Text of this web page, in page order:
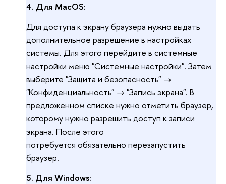
4. Для MacOS:
Для доступа к экрану браузера нужно выдать
дополнительное разрешение в настройках
системы. Для этого перейдите в системные
настройки меню "Системные настройки". Затем
выберите "Защита и безопасность" →
"Конфиденциальность" → "Запись экрана". В
предложенном списке нужно отметить браузер,
которому нужно разрешить доступ к записи
экрана. После этого
потребуется обязательно перезапустить
браузер.
5. Для Windows: